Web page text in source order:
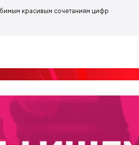
красивым сочетаниям цифр